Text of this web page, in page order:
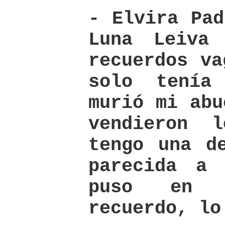
- Elvira
Luna
recuerdos
solo tenía
murió mi
tengo una
parecida a
puso en
recuerdo,